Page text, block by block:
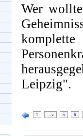
Wer
Leipzig".
1 5 6